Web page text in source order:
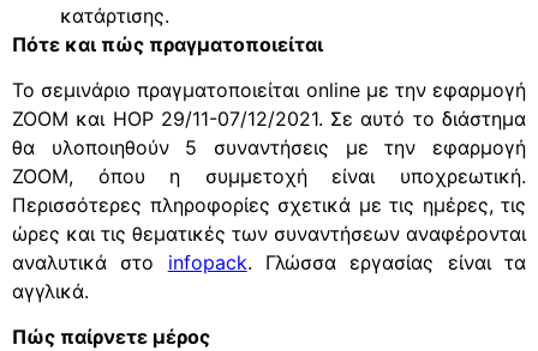
κατάρτισης.
Πότε και πώς πραγματοποιείται
Το σεμινάριο πραγματοποιείται online με την εφαρμογή
ZOOM και HOP 29/11-07/12/2021. Σε αυτό το διάστημα
θα υλοποιηθούν 5 συναντήσεις με την εφαρμογή
ΖΟΟΜ, όπου η συμμετοχή είναι υποχρεωτική.
Περισσότερες πληροφορίες σχετικά με τις ημέρες, τις
ώρες και τις θεματικές των συναντήσεων αναφέρονται
αναλυτικά στο infopack. Γλώσσα εργασίας είναι τα
αγγλικά.
Πώς παίρνετε μέρος